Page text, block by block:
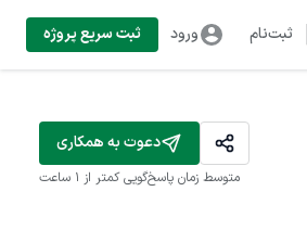
ثبت‌نام ورود ثبت سریع پروژه
دعوت به همکاری
متوسط زمان پاسخ‌گویی کمتر از 1 ساعت